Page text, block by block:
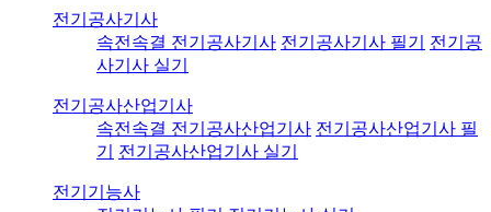
전기공사기사
속전속결 전기공사기사 전기공사기사 필기
전기공
사기사 실기
전기공사산업기사
속전속결 전기공사산업기사 전기공사산업기사 필
기
전기공사산업기사 실기
전기기능사